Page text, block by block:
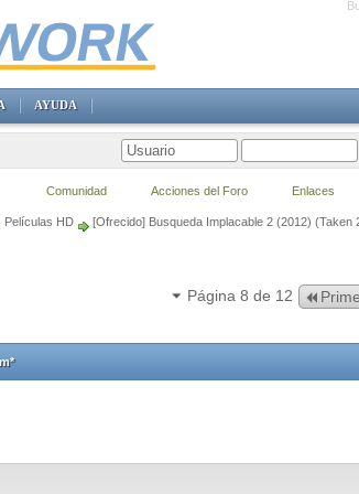
Películas HD [Ofrecido] Busqueda Implacable 2 (2012) (Taken
Página 8 de 12
AYUDA
Comunidad Acciones del Foro Enlaces